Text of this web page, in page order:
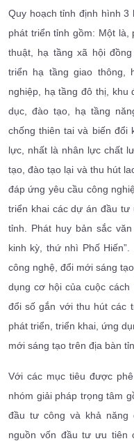
Quy hoạch tỉnh định hình 3
phát triển tỉnh gồm: Một
thuật, hạ tầng xã hội
triển hạ tầng giao thông,
nghiệp, hạ tầng đô thị, khu
dục, đào tạo, hạ tầng
chống thiên tai và biến đổi
lực, nhất là nhân lực chất
tạo, đào tạo lại và thu hút
đáp ứng yêu cầu công
triển khai các dự án đầu tư
tỉnh. Phát huy bản sắc
kinh kỳ, thứ nhì Phố
công nghệ, đổi mới sáng
dụng cơ hội của cuộc
đổi số gắn với thu hút các
phát triển, triển khai, ứng
mới sáng tạo trên địa bàn
Với các mục tiêu được
nhóm giải pháp trọng tâm
đầu tư công và khả
nguồn vốn đầu tư ưu tiên